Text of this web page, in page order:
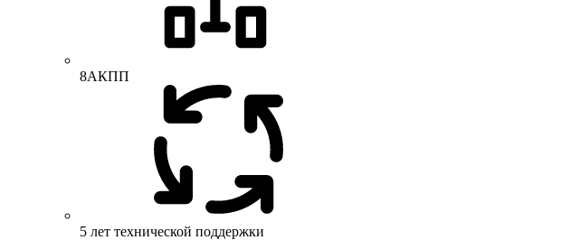
8АКПП
5 лет технической поддержки